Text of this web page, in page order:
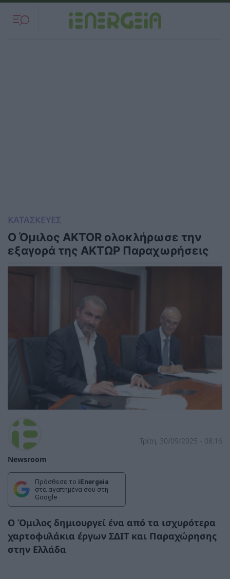
ΚΑΤΑΣΚΕΥΕΣ
Ο Όμιλος AKTOR ολοκλήρωσε την
εξαγορά της ΑΚΤΩΡ Παραχωρήσεις
Newsroom
Τρίτη, 30/09/2025 - 08:16
Πρόσθεσε το iEnergeia
στα αγαπημένα σου στη
Google
Ο Όμιλος δημιουργεί ένα από τα ισχυρότερα
χαρτοφυλάκια έργων ΣΔΙΤ και Παραχώρησης
στην Ελλάδα